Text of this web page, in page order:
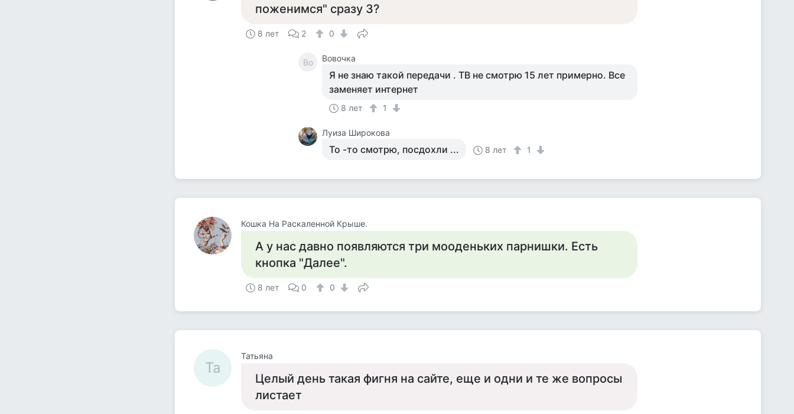
поженимся" сразу 3?
8 лет 2 0
Во Вовочка
Я не знаю такой передачи . ТВ не смотрю 15 лет примерно. Все
заменяет интернет
8 лет 1
Луиза Широкова
То -то смотрю, посдохли ... 8 лет 1
Кошка На Раскаленной Крыше.
А у нас давно появляются три мооденьких парнишки. Есть
кнопка "Далее".
8 лет 0 0
Та
Татьяна
Целый день такая фигня на сайте, еще и одни и те же вопросы
листает